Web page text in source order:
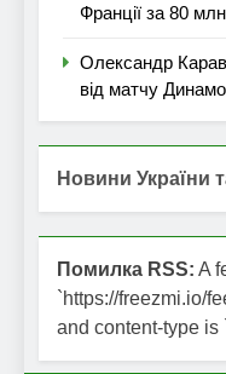
Франції за 80
Олександр
від матчу
Новини України
Помилка RSS: A
`https://freezmi.io/
and content-type is